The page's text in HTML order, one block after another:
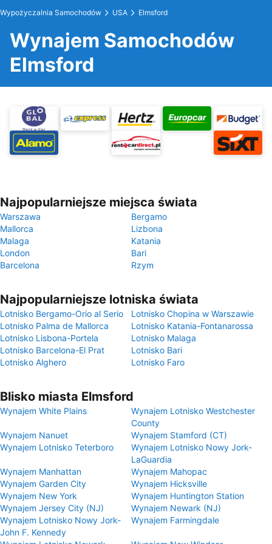
Wypożyczalnia Samochodów USA Elmsford
Wynajem Samochodów
Elmsford
Najpopularniejsze miejsca świata
Warszawa
Bergamo
Mallorca
Lizbona
Malaga
Katania
London
Bari
Barcelona
Rzym
Najpopularniejsze lotniska świata
Lotnisko Bergamo-Orio al Serio
Lotnisko Chopina w Warszawie
Lotnisko Palma de Mallorca
Lotnisko Katania-Fontanarossa
Lotnisko Lisbona-Portela
Lotnisko Malaga
Lotnisko Barcelona-El Prat
Lotnisko Bari
Lotnisko Alghero
Lotnisko Faro
Blisko miasta Elmsford
Wynajem White Plains
Wynajem Lotnisko Westchester
County
Wynajem Nanuet
Wynajem Stamford (CT)
Wynajem Lotnisko Teterboro
Wynajem Lotnisko Nowy Jork-
LaGuardia
Wynajem Manhattan
Wynajem Mahopac
Wynajem Garden City
Wynajem Hicksville
Wynajem New York
Wynajem Huntington Station
Wynajem Jersey City (NJ)
Wynajem Newark (NJ)
Wynajem Lotnisko Nowy Jork-
John F. Kennedy
Wynajem Farmingdale